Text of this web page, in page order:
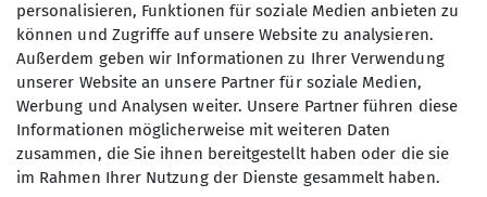
Trainer*in C Bergwandern
Zusatzqualifikation
Schneeschuhbergsteigen
Ämter
Anmeldung ab / bis
09.01.2024 / 04.04.2024
Maximale Teilnehmeranzahl
personalisieren, Funktionen für soziale Medien anbieten zu
können und Zugriffe auf unsere Website zu analysieren.
Außerdem geben wir Informationen zu Ihrer Verwendung
unserer Website an unsere Partner für soziale Medien,
Werbung und Analysen weiter. Unsere Partner führen diese
Informationen möglicherweise mit weiteren Daten
zusammen, die Sie ihnen bereitgestellt haben oder die sie
im Rahmen Ihrer Nutzung der Dienste gesammelt haben.